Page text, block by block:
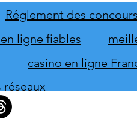
novembre
Réglement des concours
ligne fiables
casino en ligne
réseaux